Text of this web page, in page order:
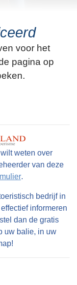
voor het
pagina op
weten over
van deze
.
bedrijf in
informeren
dan de gratis
uw balie, in uw